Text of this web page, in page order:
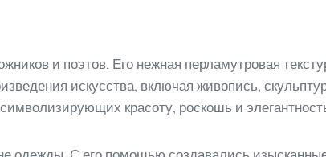
и поэтов. Его нежная перламутровая
искусства, включая живопись,
красоту, роскошь и